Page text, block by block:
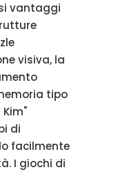
vantaggi
visiva, la
tipo
di
facilmente
I giochi di